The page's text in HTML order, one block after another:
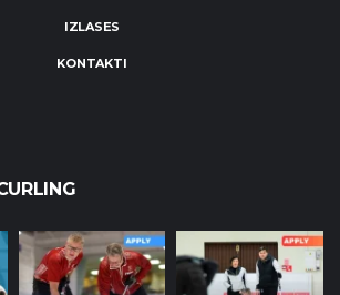
IZLASES
KONTAKTI